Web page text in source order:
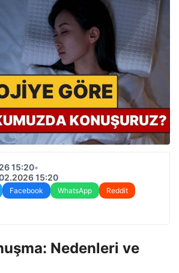
15:20•
15:20
Facebook WhatsApp
Reddit
Nedenleri ve